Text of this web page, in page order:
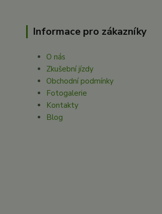
Informace pro zákazníky
O nás
Zkušební jízdy
Obchodní podmínky
Fotogalerie
Kontakty
Blog